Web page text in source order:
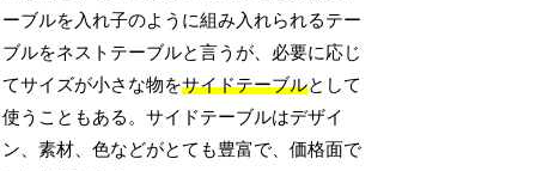
ーブルを入れ子のように組み入れられるテー
ブルをネストテーブルと言うが、必要に応じ
てサイズが小さな物をサイドテーブルとして
使うこともある。サイドテーブルはデザイ
ン、素材、色などがとても豊富で、価格面で